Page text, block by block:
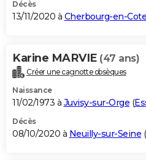
Décès
13/11/2020 à Cherbourg-en-
Karine MARVIE (47 ans)
Créer une cagnotte obsèques
Naissance
11/02/1973 à Juvisy-sur-Orge (
Décès
08/10/2020 à Neuilly-sur-Seine (